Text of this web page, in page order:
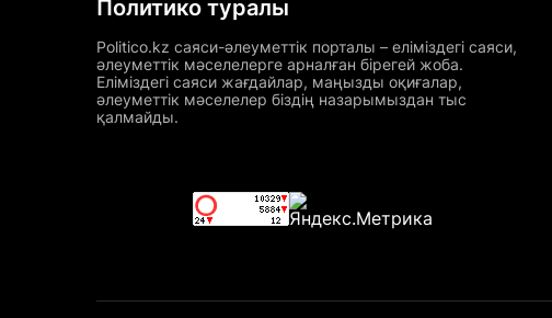
Политико туралы
Politico.kz саяси-әлеуметтік порталы – еліміздегі саяси,
әлеуметтік мәселелерге арналған бірегей жоба.
Еліміздегі саяси жағдайлар, маңызды оқиғалар,
әлеуметтік мәселелер біздің назарымыздан тыс
қалмайды.